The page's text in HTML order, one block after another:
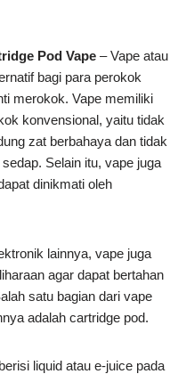
Pod Vape – Vape atau
bagi para perokok
merokok. Vape memiliki
konvensional, yaitu tidak
zat berbahaya dan tidak
Selain itu, vape juga
dinikmati oleh
lainnya, vape juga
agar dapat bertahan
satu bagian dari vape
adalah cartridge pod.
liquid atau e-juice pada